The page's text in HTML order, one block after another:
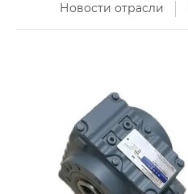
Новости отрасли